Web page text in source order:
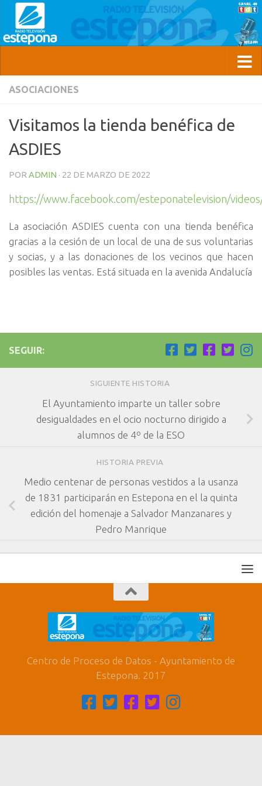
ASOCIACIONES
Visitamos la tienda benéfica de
ASDIES
POR ADMIN · 22 DE MARZO DE 2022
https://www.facebook.com/esteponatelevision/
La asociación ASDIES cuenta con una tienda benéfica
gracias a la cesión de un local de una de sus voluntarias
y socias, y a las donaciones de los vecinos que hacen
posibles las ventas. Está situada en la avenida Andalucía
SEGUIR:
SIGUIENTE HISTORIA
El Ayuntamiento imparte un taller sobre
desigualdades en el ocio nocturno dirigido a
alumnos de 4º de la ESO
HISTORIA PREVIA
Medio centenar de personas vestidos a la usanza
de 1831 participarán en Estepona en el la quinta
edición del homenaje a Salvador Manzanares y
Pedro Manrique
Centro de Proceso de Datos - Ayuntamiento de
Estepona. 2017